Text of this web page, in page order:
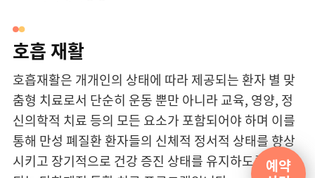
호흡 재활
호흡재활은 개개인의 상태에 따라 제공되는 환자 별 맞
춤형 치료로서 단순히 운동 뿐만 아니라 교육, 영양, 정
신의학적 치료 등의 모든 요소가 포함되어야 하며 이를
통해 만성 폐질환 환자들의 신체적 정서적 상태를 향상
시키고 장기적으로 건강 증진 상태를 유지하도록 제공
예약